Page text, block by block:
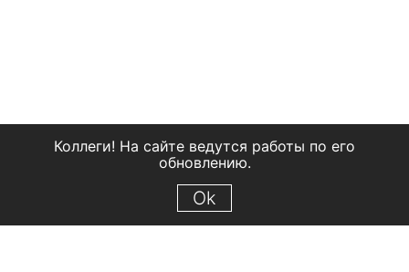
Коллеги! На сайте ведутся работы по его
обновлению.
Ok